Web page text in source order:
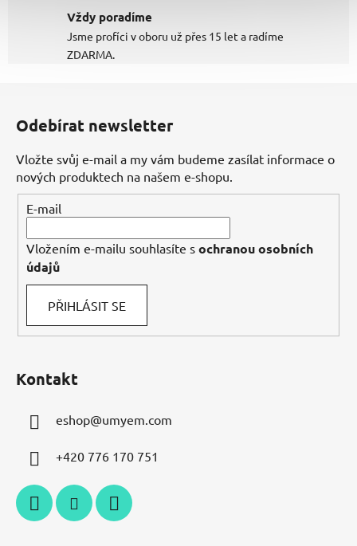
Vždy poradíme
Jsme profíci v oboru už přes 15 let a radíme
ZDARMA.
Odebírat newsletter
Vložte svůj e-mail a my vám budeme zasílat informace o
nových produktech na našem e-shopu.
E-mail
Vložením e-mailu souhlasíte s ochranou osobních
údajů
PŘIHLÁSIT SE
Kontakt
eshop@umyem.com
+420 776 170 751